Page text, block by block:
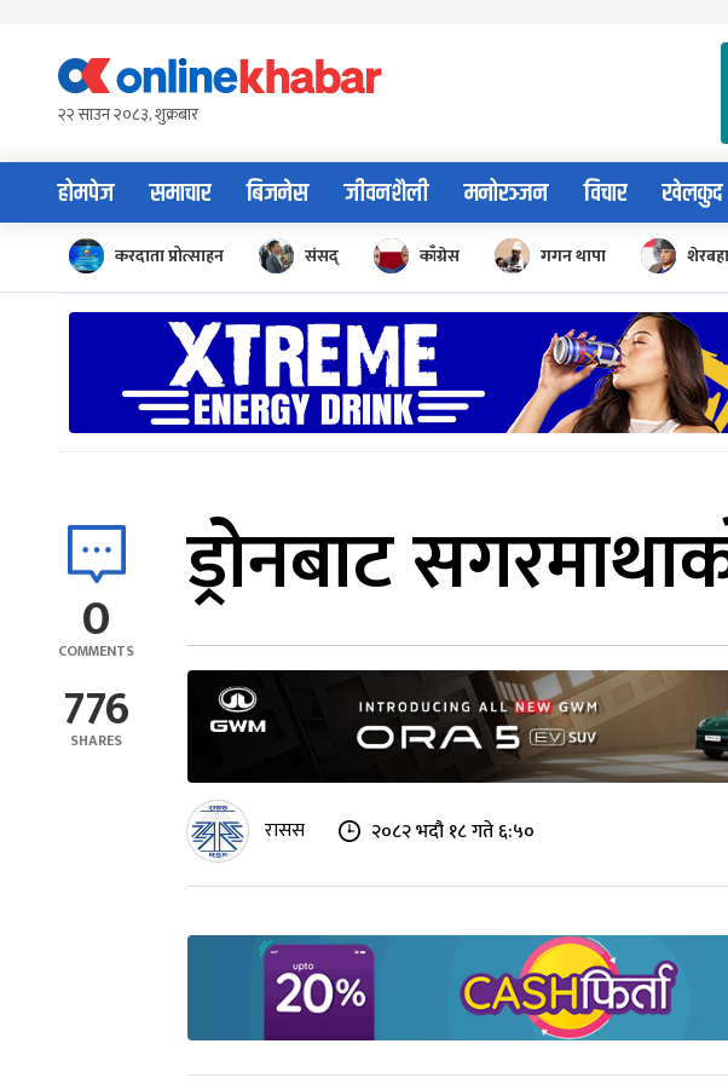
content२२ साउन २०८३, शुक्रबार
होमपेज समाचार बिजनेस जीवनशैली मनोरञ्जन विचार खेलकुद
करदाता प्रोत्साहन संसद् काँग्रेस गगन थापा
0
COMMENTS
776
SHARES
ड्रोनबाट
रासस २०८२ भदौ १८ गते ६:५०